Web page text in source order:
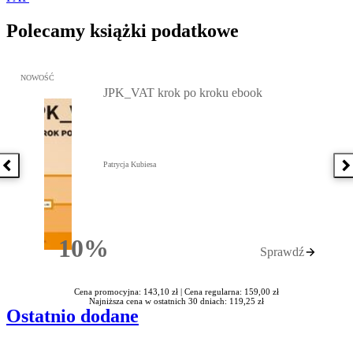
Polecamy książki podatkowe
Poprzednia książka
Przejdź do: JPK_VAT krok po kroku ebook, Patrycja Kubiesa -
NOWOŚĆ
10%Rabatu
JPK_VAT krok po kroku ebook
Patrycja Kubiesa
Sprawdź
Cena promocyjna: 143,10 zł | Cena regularna: 159,00 zł
Najniższa cena w ostatnich 30 dniach: 119,25 zł
Ostatnio dodane